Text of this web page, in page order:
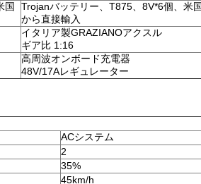
国
Trojanバッテリー、T875、8V*6個、米国
から直接輸入
イタリア製GRAZIANOアクスル
ギア比 1:16
高周波オンボード充電器
48V/17Aレギュレーター
ACシステム
2
35%
45km/h